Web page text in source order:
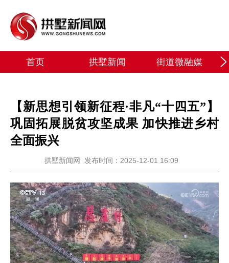
首页 拱墅新闻 街道微融媒
【新思想引领新征程·非凡“十四五”】
巩固拓展脱贫攻坚成果 加快推进乡村
全面振兴
拱墅新闻网 发布时间：2025-12-01 16:09